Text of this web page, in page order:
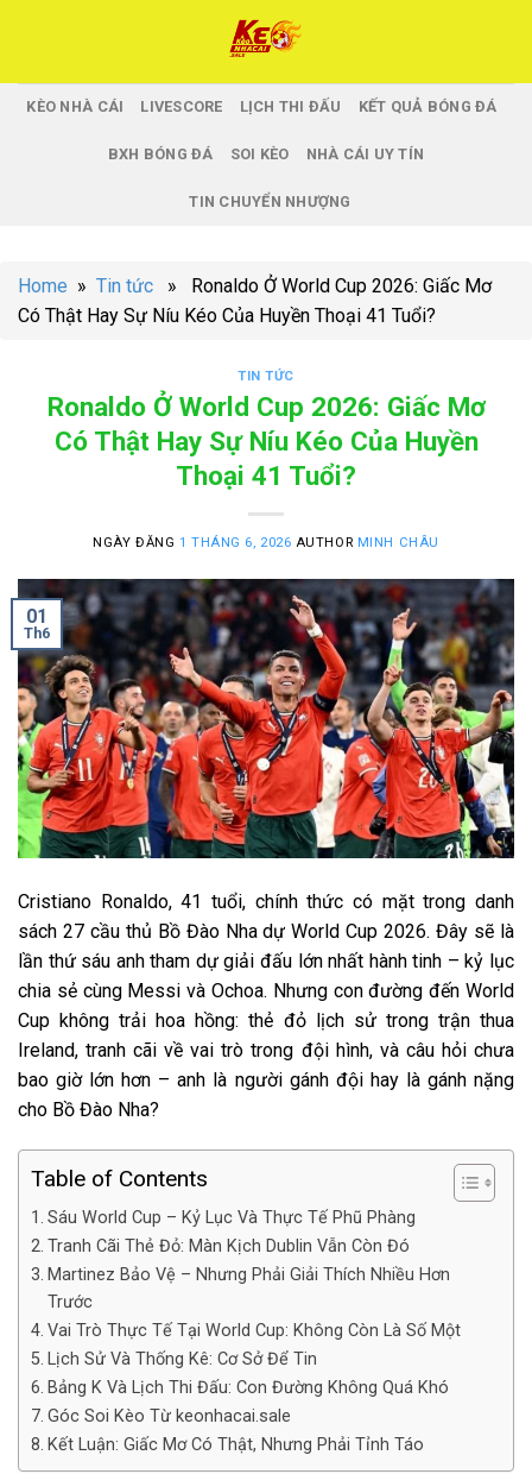
KÈO NHÀ CÁI LIVESCORE LỊCH THI ĐẤU KẾT QUẢ BÓNG ĐÁ
BXH BÓNG ĐÁ SOI KÈO NHÀ CÁI UY TÍN
TIN CHUYỂN NHƯỢNG
Home » Tin tức » Ronaldo Ở World Cup 2026: Giấc Mơ
Có Thật Hay Sự Níu Kéo Của Huyền Thoại 41 Tuổi?
TIN TỨC
Ronaldo Ở World Cup 2026: Giấc Mơ
Có Thật Hay Sự Níu Kéo Của Huyền
Thoại 41 Tuổi?
NGÀY ĐĂNG 1 THÁNG 6, 2026 AUTHOR MINH CHÂU
01
Th6
Cristiano Ronaldo, 41 tuổi, chính thức có mặt trong danh
sách 27 cầu thủ Bồ Đào Nha dự World Cup 2026. Đây sẽ là
lần thứ sáu anh tham dự giải đấu lớn nhất hành tinh – kỷ lục
chia sẻ cùng Messi và Ochoa. Nhưng con đường đến World
Cup không trải hoa hồng: thẻ đỏ lịch sử trong trận thua
Ireland, tranh cãi về vai trò trong đội hình, và câu hỏi chưa
bao giờ lớn hơn – anh là người gánh đội hay là gánh nặng
cho Bồ Đào Nha?
Table of Contents
Sáu World Cup – Kỷ Lục Và Thực Tế Phũ Phàng
Tranh Cãi Thẻ Đỏ: Màn Kịch Dublin Vẫn Còn Đó
Martinez Bảo Vệ – Nhưng Phải Giải Thích Nhiều Hơn
Trước
Vai Trò Thực Tế Tại World Cup: Không Còn Là Số Một
Lịch Sử Và Thống Kê: Cơ Sở Để Tin
Bảng K Và Lịch Thi Đấu: Con Đường Không Quá Khó
Góc Soi Kèo Từ keonhacai.sale
Kết Luận: Giấc Mơ Có Thật, Nhưng Phải Tỉnh Táo